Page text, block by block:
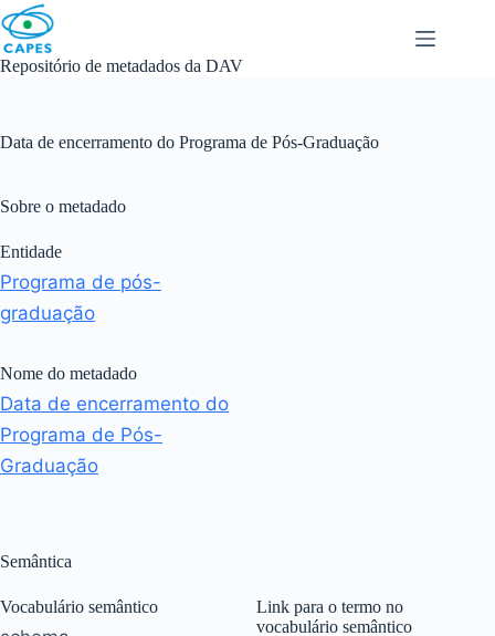
Skip
to
content
Repositório de metadados da DAV
Data de encerramento do Programa de Pós-Graduação
Sobre o metadado
Entidade
Programa de pós-
graduação
Nome do metadado
Data de encerramento do
Programa de Pós-
Graduação
Semântica
Vocabulário semântico
Link para o termo no
vocabulário semântico